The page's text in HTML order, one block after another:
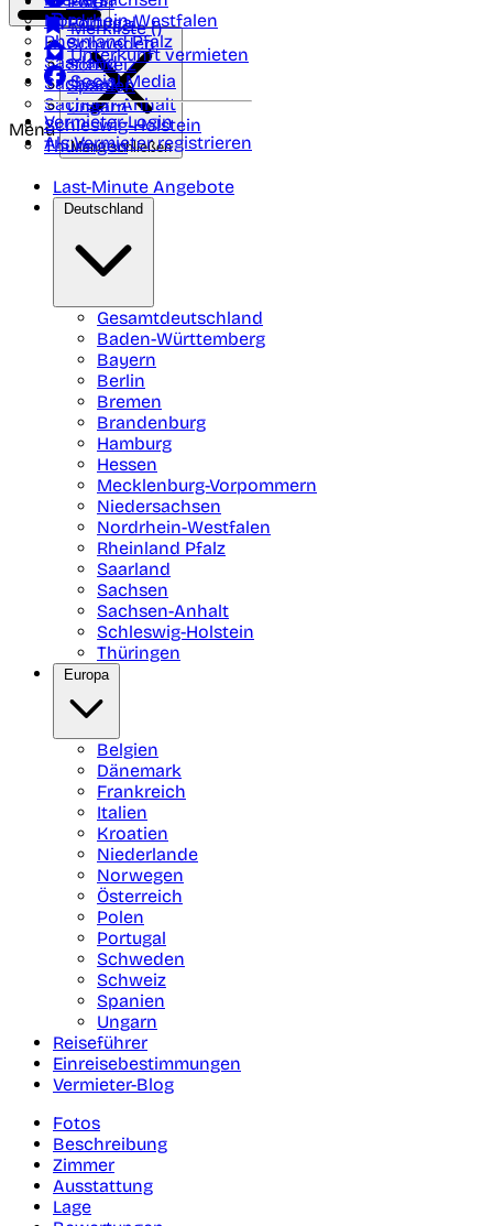
Nordrhein-Westfalen
Rheinland Pfalz
Saarland
Sachsen
Sachsen-Anhalt
Schleswig-Holstein
Thüringen
Portugal
Schweden
Schweiz
Spanien
Ungarn
Merkliste ()
Unterkunft vermieten
Social Media
Vermieter-Login
Als Vermieter registrieren
Menü
Menü schließen
Last-Minute Angebote
Deutschland
Gesamtdeutschland
Baden-Württemberg
Bayern
Berlin
Bremen
Brandenburg
Hamburg
Hessen
Mecklenburg-Vorpommern
Niedersachsen
Nordrhein-Westfalen
Rheinland Pfalz
Saarland
Sachsen
Sachsen-Anhalt
Schleswig-Holstein
Thüringen
Europa
Belgien
Dänemark
Frankreich
Italien
Kroatien
Niederlande
Norwegen
Österreich
Polen
Portugal
Schweden
Schweiz
Spanien
Ungarn
Reiseführer
Einreisebestimmungen
Vermieter-Blog
Fotos
Beschreibung
Zimmer
Ausstattung
Lage